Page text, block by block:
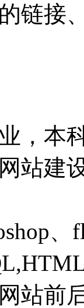
链接
，本
站建
、
站前